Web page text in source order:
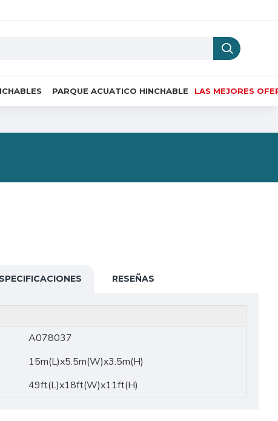
PARQUE ACUATICO HINCHABLE LAS MEJORES
RESEÑAS
A078037
15m(L)x5.5m(W)x3.5m(H)
49ft(L)x18ft(W)x11ft(H)